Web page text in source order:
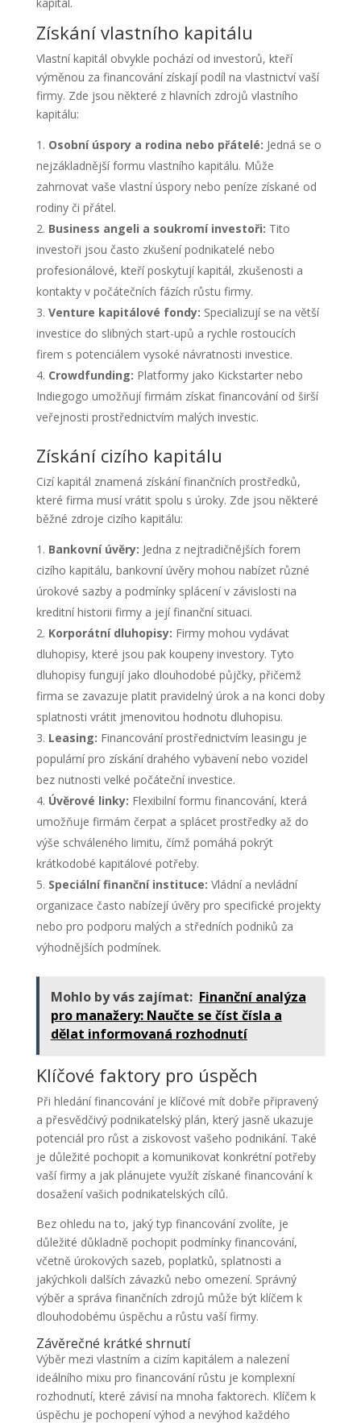
Získání vlastního kapitálu
Vlastní kapitál obvykle pochází od investorů, kteří
výměnou za financování získají podíl na vlastnictví vaší
firmy. Zde jsou některé z hlavních zdrojů vlastního
kapitálu:
Osobní úspory a rodina nebo přátelé: Jedná se o
nejzákladnější formu vlastního kapitálu. Může
zahrnovat vaše vlastní úspory nebo peníze získané od
rodiny či přátel.
Business angeli a soukromí investoři: Tito
investoři jsou často zkušení podnikatelé nebo
profesionálové, kteří poskytují kapitál, zkušenosti a
kontakty v počátečních fázích růstu firmy.
Venture kapitálové fondy: Specializují se na větší
investice do slibných start-upů a rychle rostoucích
firem s potenciálem vysoké návratnosti investice.
Crowdfunding: Platformy jako Kickstarter nebo
Indiegogo umožňují firmám získat financování od širší
veřejnosti prostřednictvím malých investic.
Získání cizího kapitálu
Cizí kapitál znamená získání finančních prostředků,
které firma musí vrátit spolu s úroky. Zde jsou některé
běžné zdroje cizího kapitálu:
Bankovní úvěry: Jedna z nejtradičnějších forem
cizího kapitálu, bankovní úvěry mohou nabízet různé
úrokové sazby a podmínky splácení v závislosti na
kreditní historii firmy a její finanční situaci.
Korporátní dluhopisy: Firmy mohou vydávat
dluhopisy, které jsou pak koupeny investory. Tyto
dluhopisy fungují jako dlouhodobé půjčky, přičemž
firma se zavazuje platit pravidelný úrok a na konci doby
splatnosti vrátit jmenovitou hodnotu dluhopisu.
Leasing: Financování prostřednictvím leasingu je
populární pro získání drahého vybavení nebo vozidel
bez nutnosti velké počáteční investice.
Úvěrové linky: Flexibilní formu financování, která
umožňuje firmám čerpat a splácet prostředky až do
výše schváleného limitu, čímž pomáhá pokrýt
krátkodobé kapitálové potřeby.
Speciální finanční instituce: Vládní a nevládní
organizace často nabízejí úvěry pro specifické projekty
nebo pro podporu malých a středních podniků za
výhodnějších podmínek.
Mohlo by vás zajímat: Finanční analýza
pro manažery: Naučte se číst čísla a
dělat informovaná rozhodnutí
Klíčové faktory pro úspěch
Při hledání financování je klíčové mít dobře připravený
a přesvědčivý podnikatelský plán, který jasně ukazuje
potenciál pro růst a ziskovost vašeho podnikání. Také
je důležité pochopit a komunikovat konkrétní potřeby
vaší firmy a jak plánujete využít získané financování k
dosažení vašich podnikatelských cílů.
Bez ohledu na to, jaký typ financování zvolíte, je
důležité důkladně pochopit podmínky financování,
včetně úrokových sazeb, poplatků, splatnosti a
jakýchkoli dalších závazků nebo omezení. Správný
výběr a správa finančních zdrojů může být klíčem k
dlouhodobému úspěchu a růstu vaší firmy.
Závěrečné krátké shrnutí
Výběr mezi vlastním a cizím kapitálem a nalezení
ideálního mixu pro financování růstu je komplexní
rozhodnutí, které závisí na mnoha faktorech. Klíčem k
úspěchu je pochopení výhod a nevýhod každého